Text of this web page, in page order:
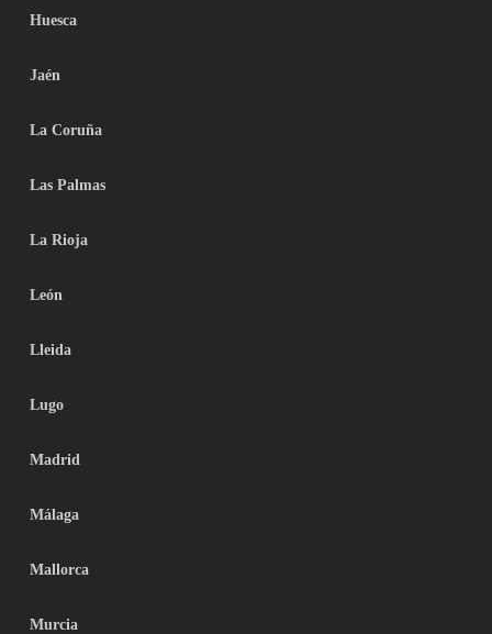
Huesca
Jaén
La Coruña
Las Palmas
La Rioja
León
Lleida
Lugo
Madrid
Málaga
Mallorca
Murcia